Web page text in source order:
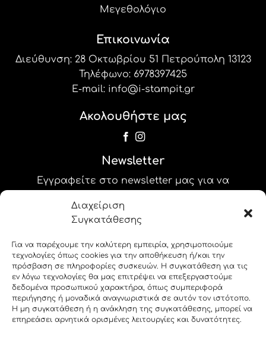
Διαχείριση
Συγκατάθεσης
Για να παρέχουμε την καλύτερη εμπειρία, χρησιμοποιούμε
τεχνολογίες όπως cookies για την αποθήκευση ή/και την
πρόσβαση σε πληροφορίες συσκευών. Η συγκατάθεση για τις
εν λόγω τεχνολογίες θα μας επιτρέψει να επεξεργαστούμε
δεδομένα προσωπικού χαρακτήρα, όπως συμπεριφορά
περιήγησης ή μοναδικά αναγνωριστικά σε αυτόν τον ιστότοπο.
Η μη συγκατάθεση ή η ανάκληση της συγκατάθεσης, μπορεί να
επηρεάσει αρνητικά ορισμένες λειτουργίες και δυνατότητες.
Μεγεθολόγιο
Επικοινωνία
Διεύθυνση: 28 Οκτωβρίου 51 Πετρούπολη 13123
Τηλέφωνο: 6978397425
E-mail: info@i-stampit.gr
Ακολουθήστε μας
Newsletter
Εγγραφείτε στο newsletter μας για να
label_26